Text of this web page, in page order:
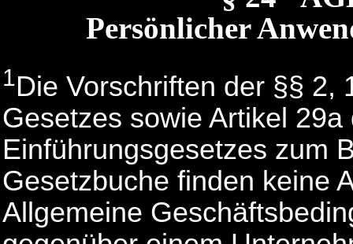
Persönlicher
1Die Vorschriften der §§ 2,
Gesetzes sowie Artikel 29a
Einführungsgesetzes zum
Gesetzbuche finden keine
Allgemeine